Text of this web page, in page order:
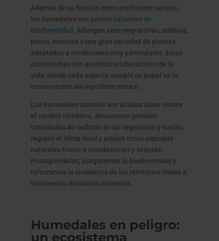
Además de su función como purificador natural,
los humedales son puntos calientes de
biodiversidad . Albergan aves migratorias, anfibios,
peces, insectos y una gran variedad de plantas
adaptadas a condiciones muy particulares. Estos
ecosistemas son auténticos laboratorios de la
vida, donde cada especie cumple un papel en la
conservación del equilibrio natural.
Los humedales también son aliados clave contra
el cambio climático. Almacenan grandes
cantidades de carbono en su vegetación y suelos,
regulan el clima local y actúan como esponjas
naturales frente a inundaciones y sequías.
Protegiéndolos, aseguramos la biodiversidad y
reforzamos la resiliencia de los territorios frente a
fenómenos climáticos extremos.
Humedales en peligro:
un ecosistema